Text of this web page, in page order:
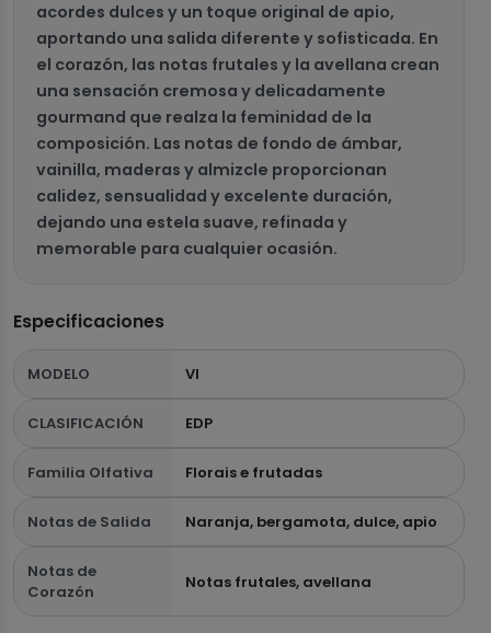
acordes dulces y un toque original de apio,
aportando una salida diferente y sofisticada. En
el corazón, las notas frutales y la avellana crean
una sensación cremosa y delicadamente
gourmand que realza la feminidad de la
composición. Las notas de fondo de ámbar,
vainilla, maderas y almizcle proporcionan
calidez, sensualidad y excelente duración,
dejando una estela suave, refinada y
memorable para cualquier ocasión.
Especificaciones
MODELO VI
CLASIFICACIÓN EDP
Familia Olfativa Florais e frutadas
Notas de Salida Naranja, bergamota, dulce, apio
Notas de
Corazón
Notas frutales, avellana